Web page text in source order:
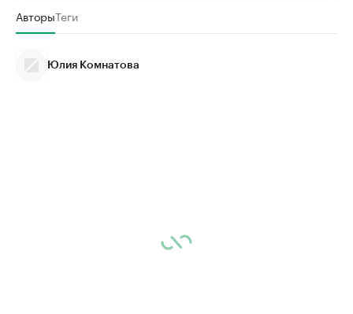
АвторыТеги
Юлия Комнатова